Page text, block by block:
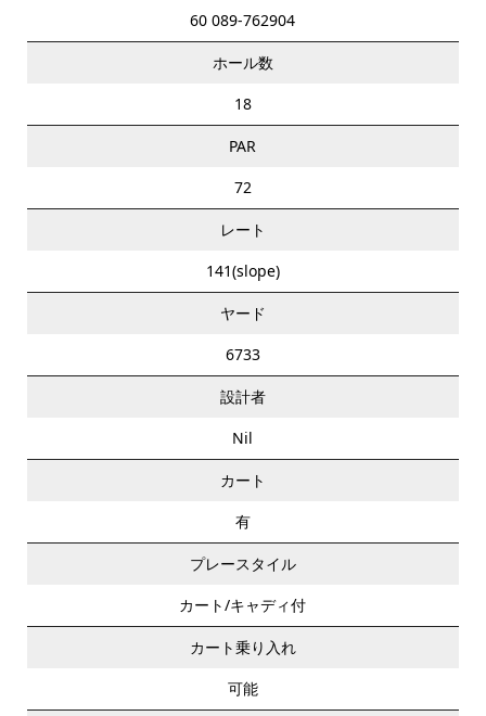
60 089-762904
ホール数
18
PAR
72
レート
141(slope)
ヤード
6733
設計者
Nil
カート
有
プレースタイル
カート/キャディ付
カート乗り入れ
可能